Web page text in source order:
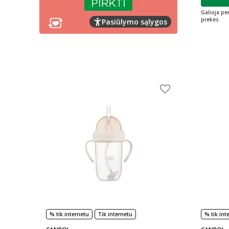
Pasiūlymo sąlygos
Galioja
prekes.
% tik internetu Tik internetu % tik